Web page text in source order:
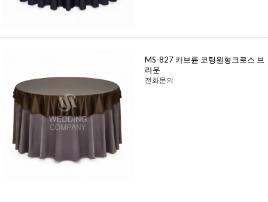
MS-827 카브륜 코팅원형크로스 브
라운
전화문의